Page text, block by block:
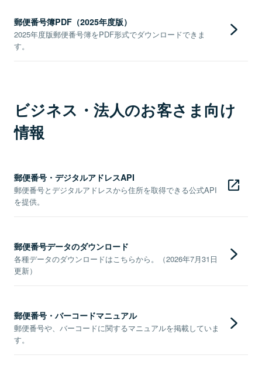
郵便番号簿PDF（2025年度版）
2025年度版郵便番号簿をPDF形式でダウンロードできま
す。
ビジネス・法人のお客さま向け
情報
郵便番号・デジタルアドレスAPI
郵便番号とデジタルアドレスから住所を取得できる公式API
を提供。
郵便番号データのダウンロード
各種データのダウンロードはこちらから。（2026年7月31日
更新）
郵便番号・バーコードマニュアル
郵便番号や、バーコードに関するマニュアルを掲載していま
す。